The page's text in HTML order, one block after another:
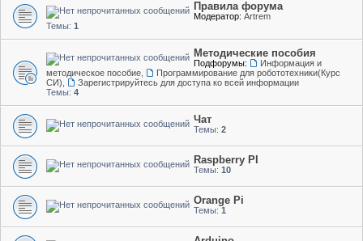
Правила форума
Модератор: Artrem
Темы: 1
Методические пособия
Подфорумы:
Информация и
методическое пособие
Программирование для робототехники(Курс
СИ)
Зарегистрируйтесь для доступа ко всей информации
Темы: 4
Чат
Темы: 2
Raspberry PI
Темы: 10
Orange Pi
Темы: 1